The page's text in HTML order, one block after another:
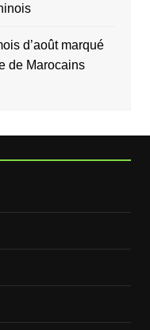
d’août marqué
de Marocains